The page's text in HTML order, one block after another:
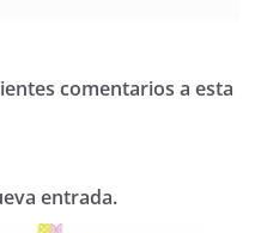
comentarios a esta
entrada.